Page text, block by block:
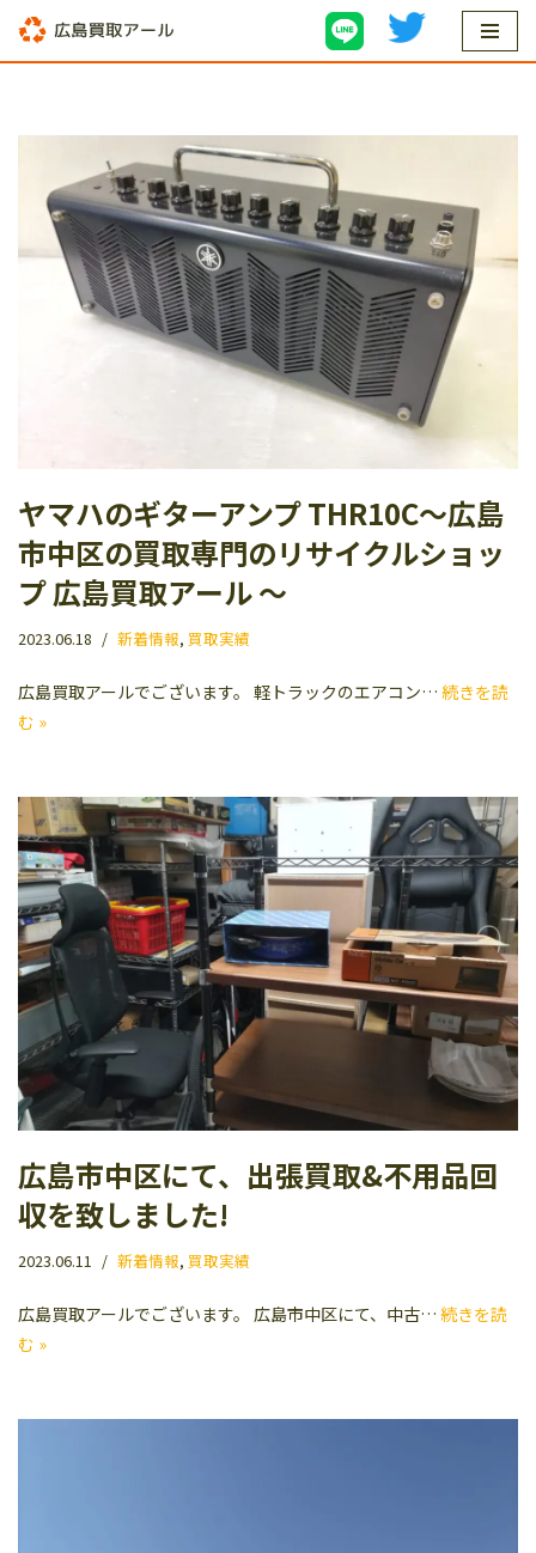
コ
ス
ヤマハのギターアンプ THR10C〜広島
市中区の買取専門のリサイクルショッ
プ 広島買取アール 〜
2023.06.18 新着情報, 買取実績
広島買取アールでございます。 軽トラックのエアコン… 続きを読
む »
広島市中区にて、出張買取&不用品回
収を致しました!
2023.06.11 新着情報, 買取実績
広島買取アールでございます。 広島市中区にて、中古… 続きを読
む »